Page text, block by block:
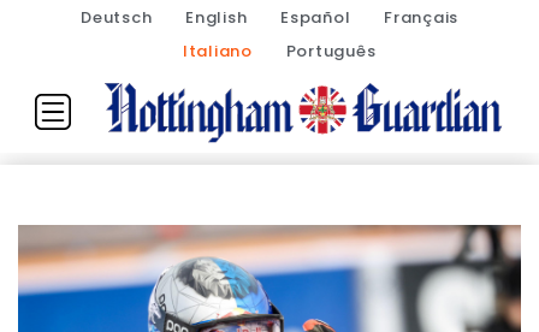
Deutsch English Español
Français
Italiano
Português